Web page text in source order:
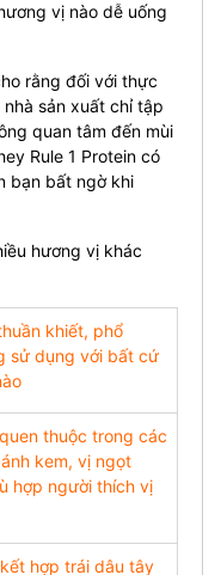
vị nào dễ uống
rằng đối với thực
sản xuất chỉ tập
quan tâm đến mùi
Rule 1 Protein có
bạn bất ngờ khi
hương vị khác
khiết, phổ
sử dụng với bất cứ
thuộc trong các
kem, vị ngọt
hợp người thích vị
hợp trái dâu tây